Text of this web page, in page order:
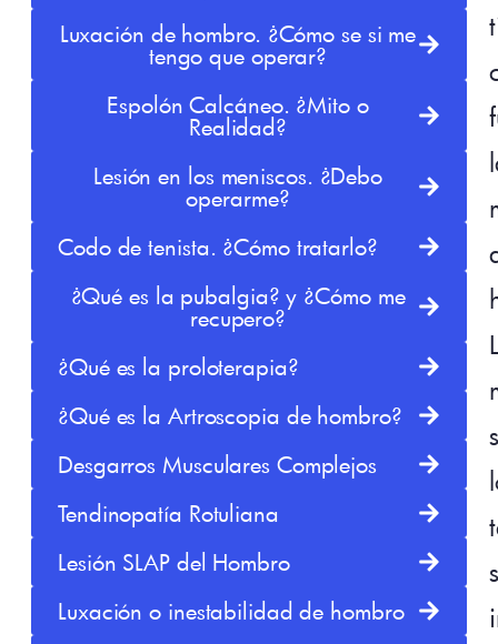
Luxación de hombro. ¿Cómo se si me
tengo que operar?
Espolón Calcáneo. ¿Mito o
Realidad?
Lesión en los meniscos. ¿Debo
operarme?
Codo de tenista. ¿Cómo tratarlo?
¿Qué es la pubalgia? y ¿Cómo me
recupero?
¿Qué es la proloterapia?
¿Qué es la Artroscopia de hombro?
Desgarros Musculares Complejos
Tendinopatía Rotuliana
Lesión SLAP del Hombro
Luxación o inestabilidad de hombro